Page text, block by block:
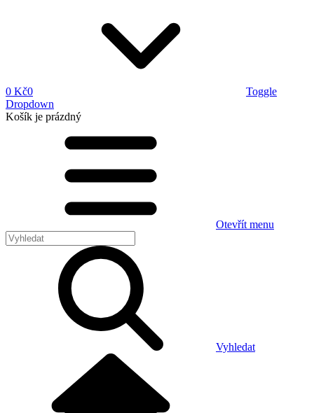
0 Kč0
Toggle
Dropdown
Košík je prázdný
Otevřít menu
Vyhledat